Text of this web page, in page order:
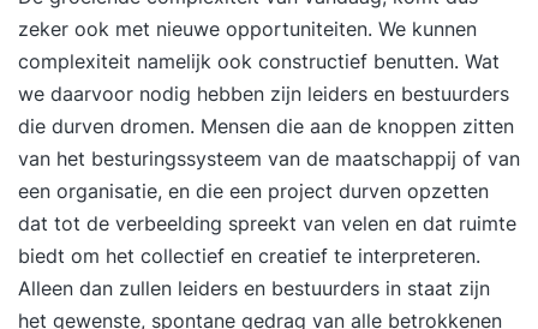
zeker ook met nieuwe opportuniteiten. We kunnen
complexiteit namelijk ook constructief benutten. Wat
we daarvoor nodig hebben zijn leiders en bestuurders
die durven dromen. Mensen die aan de knoppen zitten
van het besturingssysteem van de maatschappij of van
een organisatie, en die een project durven opzetten
dat tot de verbeelding spreekt van velen en dat ruimte
biedt om het collectief en creatief te interpreteren.
Alleen dan zullen leiders en bestuurders in staat zijn
het gewenste, spontane gedrag van alle betrokkenen